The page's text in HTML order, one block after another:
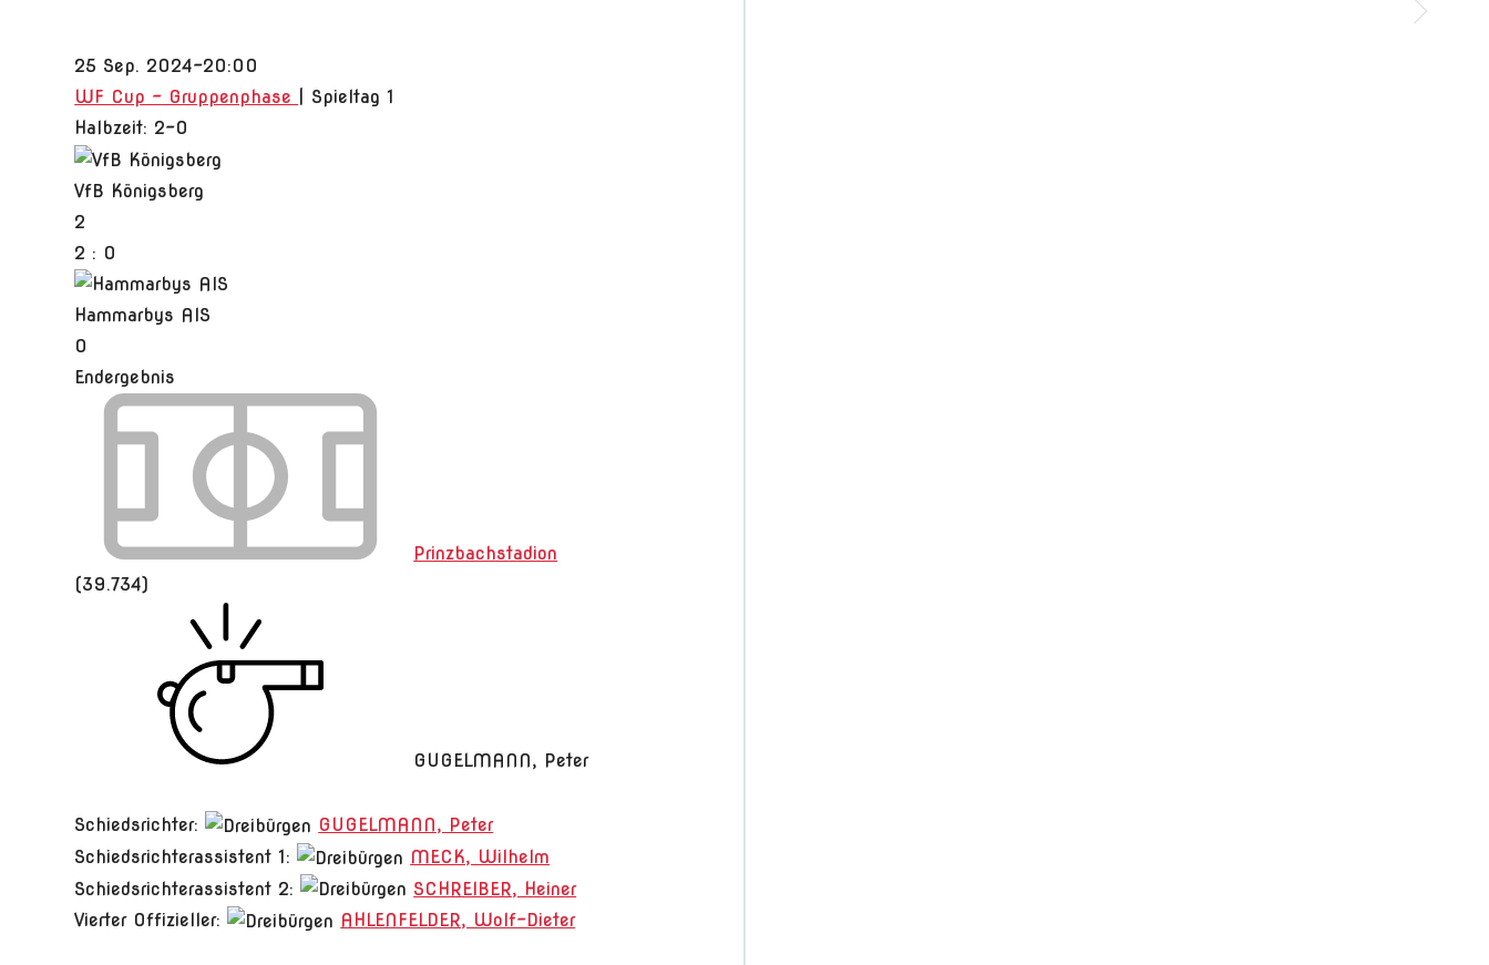
25 Sep. 2024-20:00
WF Cup - Gruppenphase
| Spieltag 1
Halbzeit: 2-0
VfB Königsberg
2
2 : 0
Hammarbys AIS
0
Endergebnis
Prinzbachstadion
(39.734)
GUGELMANN, Peter
Schiedsrichter:
GUGELMANN, Peter
Schiedsrichterassistent 1:
MECK, Wilhelm
Schiedsrichterassistent 2:
SCHREIBER, Heiner
Vierter Offizieller:
AHLENFELDER, Wolf-Dieter